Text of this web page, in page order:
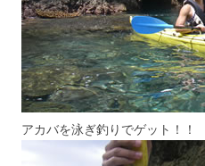
アカバを泳ぎ釣りでゲット！！